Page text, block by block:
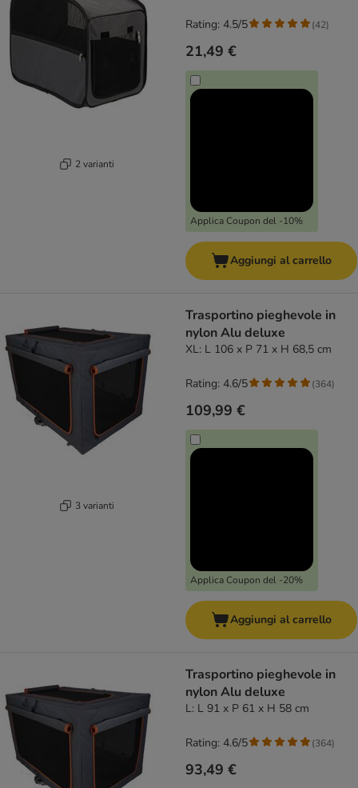
2 varianti
21,49 €
Applica Coupon del -10%
Rating: 4.5/5 (42)
Aggiungi al carrello
3 varianti
Trasportino pieghevole in
nylon Alu deluxe
XL: L 106 x P 71 x H 68,5 cm
109,99 €
Applica Coupon del -20%
Rating: 4.6/5 (364)
Aggiungi al carrello
Trasportino pieghevole in
nylon Alu deluxe
L: L 91 x P 61 x H 58 cm
93,49 €
Rating: 4.6/5 (364)